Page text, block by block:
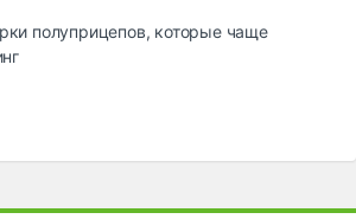
полуприцепов, которые чаще